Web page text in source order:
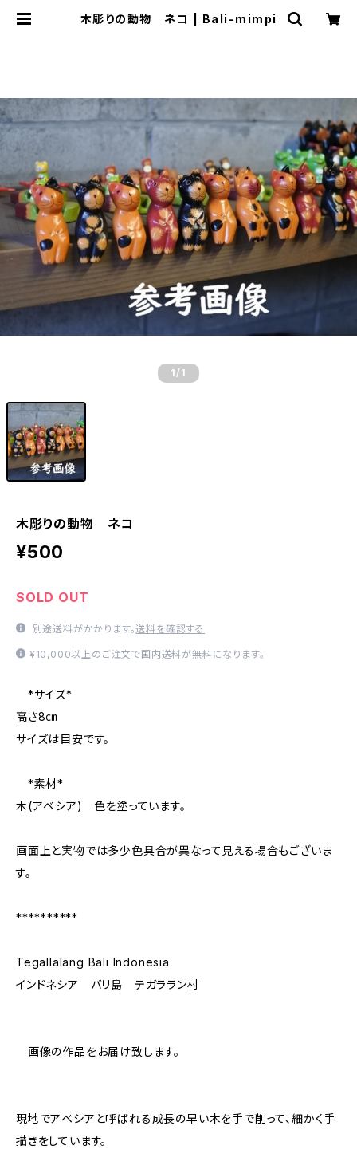
木彫りの動物 ネコ | Bali-mimpi
1 /1
木彫りの動物 ネコ
¥500
SOLD OUT
別途送料がかかります。送料を確認する
¥10,000以上のご注文で国内送料が無料になります。
*サイズ*
高さ8㎝
サイズは目安です。
*素材*
木(アベシア) 色を塗っています。
画面上と実物では多少色具合が異なって見える場合もございま
す。
**********
Tegallalang Bali Indonesia
インドネシア バリ島 テガララン村
画像の作品をお届け致します。
現地でアベシアと呼ばれる成長の早い木を手で削って、細かく手
描きをしています。